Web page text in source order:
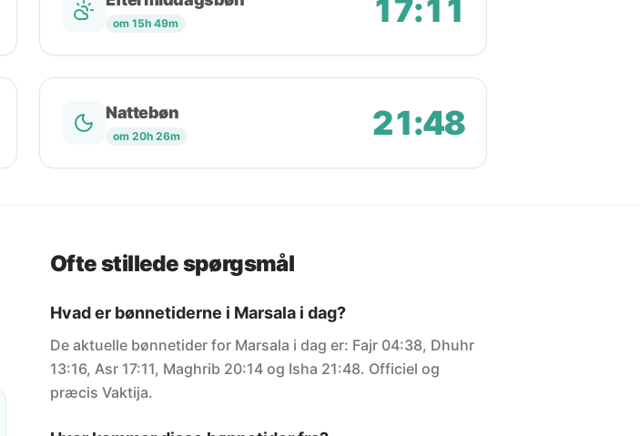
om 15h 49m 17:11
Nattebøn
om 20h 26m 21:48
Ofte stillede spørgsmål
Hvad er bønnetiderne i Marsala i dag?
De aktuelle bønnetider for Marsala i dag er: Fajr 04:38, Dhuhr
13:16, Asr 17:11, Maghrib 20:14 og Isha 21:48. Officiel og
præcis Vaktija.